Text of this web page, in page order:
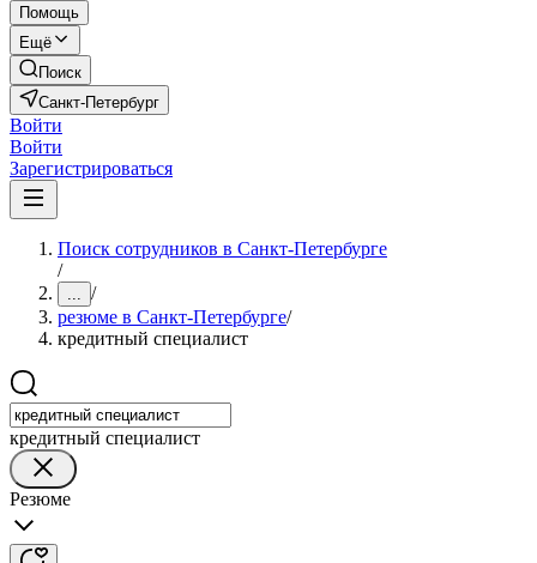
Помощь
Ещё
Поиск
Санкт-Петербург
Войти
Войти
Зарегистрироваться
Поиск сотрудников в Санкт-Петербурге
/
... /
резюме в Санкт-Петербурге/
кредитный специалист
кредитный специалист
Резюме